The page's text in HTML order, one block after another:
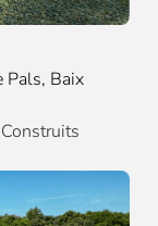
Pals, Baix
Construits